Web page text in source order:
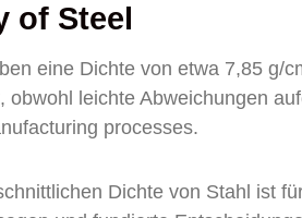
of Steel
eine Dichte von etwa 7,85 g/
obwohl leichte Abweichungen
processes.
Dichte von Stahl ist